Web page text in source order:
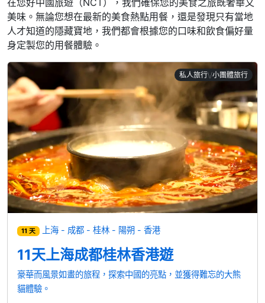
美味。無論您想在最新的美食熱點用餐，還是發現只有當地
人才知道的隱藏寶地，我們都會根據您的口味和飲食偏好量
身定製您的用餐體驗。
私人旅行\/小團體旅行
11 天 上海 - 成都 - 桂林 - 陽朔 - 香港
11天上海成都桂林香港遊
豪華而風景如畫的旅程，探索中國的亮點，並獲得難忘的大熊
貓體驗。